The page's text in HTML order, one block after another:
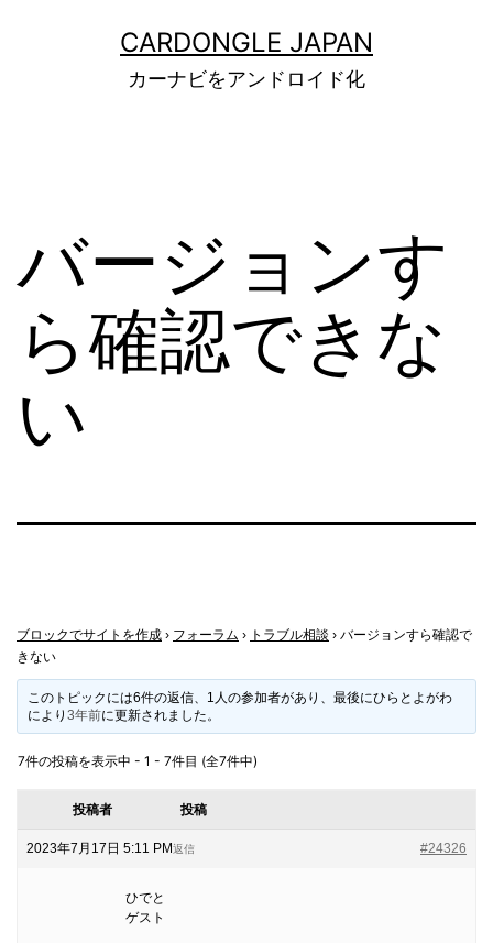
キ
CARDONGLE JAPAN
カーナビをアンドロイド化
バージョンす
ら確認できな
い
ブロックでサイトを作成 › フォーラム › トラブル相談 › バージョンすら確認で
きない
このトピックには6件の返信、1人の参加者があり、最後にひらとよがわ
により3年前に更新されました。
7件の投稿を表示中 - 1 - 7件目 (全7件中)
投稿者 投稿
2023年7月17日 5:11 PM #24326
返信
ひでと
ゲスト